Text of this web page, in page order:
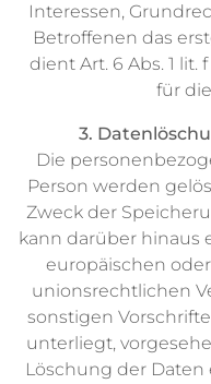
Interessen,
Betroffenen das
dient Art. 6 Abs. 1 lit.
für
3.
Die
Person werden
Zweck der
kann darüber hinaus
europäischen
unionsrechtlichen
sonstigen
unterliegt,
Löschung der